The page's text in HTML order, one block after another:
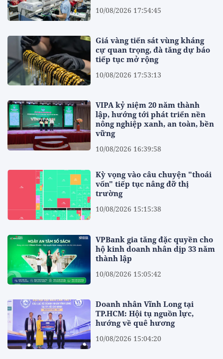
10/08/2026 17:54:45
Giá vàng tiến sát vùng kháng
cự quan trọng, đà tăng dự báo
tiếp tục mở rộng
10/08/2026 17:53:13
VIPA kỷ niệm 20 năm thành
lập, hướng tới phát triển nền
nông nghiệp xanh, an toàn, bền
vững
10/08/2026 16:39:58
Kỳ vọng vào câu chuyện "thoái
vốn" tiếp tục nâng đỡ thị
trường
10/08/2026 15:15:38
VPBank gia tăng đặc quyền cho
hộ kinh doanh nhân dịp 33 năm
thành lập
10/08/2026 15:05:42
Doanh nhân Vĩnh Long tại
TP.HCM: Hội tụ nguồn lực,
hướng về quê hương
10/08/2026 15:04:20